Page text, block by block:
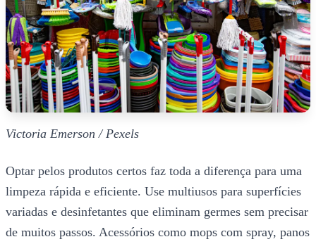
Victoria Emerson / Pexels
Optar pelos produtos certos faz toda a diferença para uma
limpeza rápida e eficiente. Use multiusos para superfícies
variadas e desinfetantes que eliminam germes sem precisar
de muitos passos. Acessórios como mops com spray, panos